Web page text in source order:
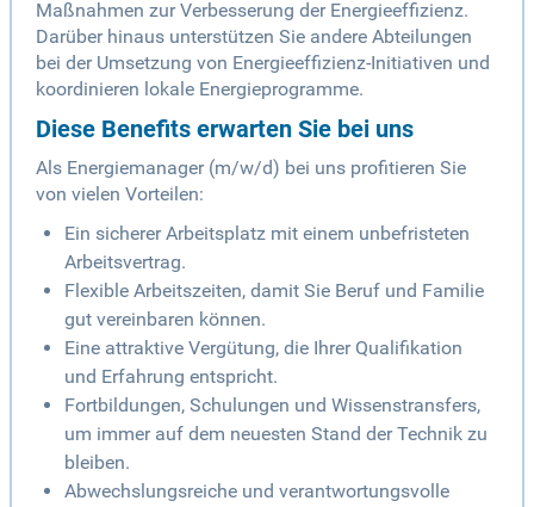
Maßnahmen zur Verbesserung der Energieeffizienz.
Darüber hinaus unterstützen Sie andere Abteilungen
bei der Umsetzung von Energieeffizienz-Initiativen und
koordinieren lokale Energieprogramme.
Diese Benefits erwarten Sie bei uns
Als Energiemanager (m/w/d) bei uns profitieren Sie
von vielen Vorteilen:
Ein sicherer Arbeitsplatz mit einem unbefristeten
Arbeitsvertrag.
Flexible Arbeitszeiten, damit Sie Beruf und Familie
gut vereinbaren können.
Eine attraktive Vergütung, die Ihrer Qualifikation
und Erfahrung entspricht.
Fortbildungen, Schulungen und Wissenstransfers,
um immer auf dem neuesten Stand der Technik zu
bleiben.
Abwechslungsreiche und verantwortungsvolle